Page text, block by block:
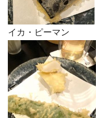
イカ・ピーマン